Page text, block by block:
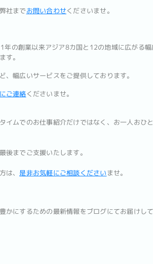
社までお問い合わせくださいませ。
年の創業以来アジア8カ国と12の地域に広がる
す。
幅広いサービスをご提供しております。
ご連絡くださいませ。
イムでのお仕事紹介だけではなく、お一人おひ
までご支援いたします。
は、是非お気軽にご相談くださいませ。
かにするための最新情報をブログにてお届けし